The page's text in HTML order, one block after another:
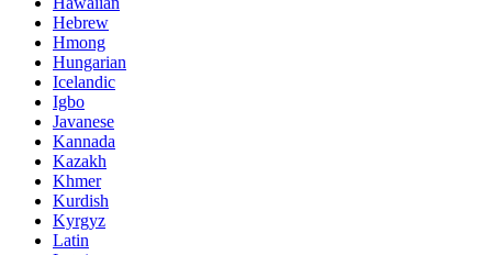
Hebrew
Hmong
Hungarian
Icelandic
Igbo
Javanese
Kannada
Kazakh
Khmer
Kurdish
Kyrgyz
Latin